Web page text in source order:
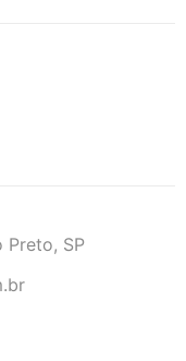
Preto, SP